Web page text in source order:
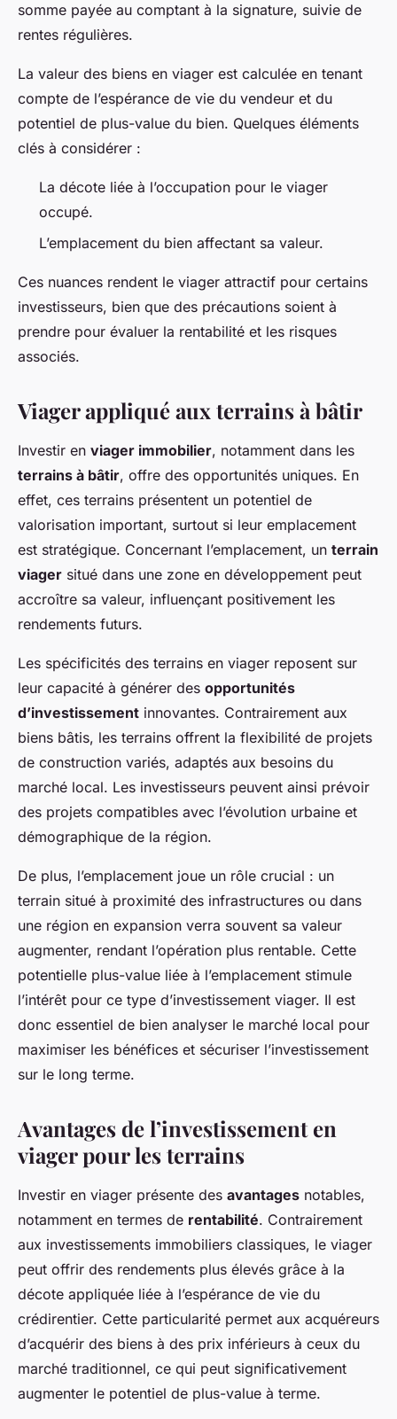
somme payée au comptant à la signature, suivie de
rentes régulières.
La valeur des biens en viager est calculée en tenant
compte de l’espérance de vie du vendeur et du
potentiel de plus-value du bien. Quelques éléments
clés à considérer :
La décote liée à l’occupation pour le viager
occupé.
L’emplacement du bien affectant sa valeur.
Ces nuances rendent le viager attractif pour certains
investisseurs, bien que des précautions soient à
prendre pour évaluer la rentabilité et les risques
associés.
Viager appliqué aux terrains à bâtir
Investir en viager immobilier, notamment dans les
terrains à bâtir, offre des opportunités uniques. En
effet, ces terrains présentent un potentiel de
valorisation important, surtout si leur emplacement
est stratégique. Concernant l’emplacement, un terrain
viager situé dans une zone en développement peut
accroître sa valeur, influençant positivement les
rendements futurs.
Les spécificités des terrains en viager reposent sur
leur capacité à générer des opportunités
d’investissement innovantes. Contrairement aux
biens bâtis, les terrains offrent la flexibilité de projets
de construction variés, adaptés aux besoins du
marché local. Les investisseurs peuvent ainsi prévoir
des projets compatibles avec l’évolution urbaine et
démographique de la région.
De plus, l’emplacement joue un rôle crucial : un
terrain situé à proximité des infrastructures ou dans
une région en expansion verra souvent sa valeur
augmenter, rendant l’opération plus rentable. Cette
potentielle plus-value liée à l’emplacement stimule
l’intérêt pour ce type d’investissement viager. Il est
donc essentiel de bien analyser le marché local pour
maximiser les bénéfices et sécuriser l’investissement
sur le long terme.
Avantages de l’investissement en
viager pour les terrains
Investir en viager présente des avantages notables,
notamment en termes de rentabilité. Contrairement
aux investissements immobiliers classiques, le viager
peut offrir des rendements plus élevés grâce à la
décote appliquée liée à l’espérance de vie du
crédirentier. Cette particularité permet aux acquéreurs
d’acquérir des biens à des prix inférieurs à ceux du
marché traditionnel, ce qui peut significativement
augmenter le potentiel de plus-value à terme.